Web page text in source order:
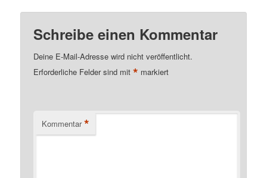
Schreibe einen Kommentar
Deine E-Mail-Adresse wird nicht veröffentlicht.
Erforderliche Felder sind mit* markiert
Kommentar *